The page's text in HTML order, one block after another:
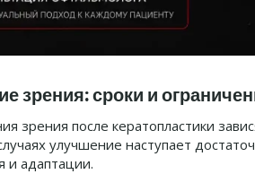
зрения: сроки и
зрения после кератопластики
улучшение наступает
и адаптации.